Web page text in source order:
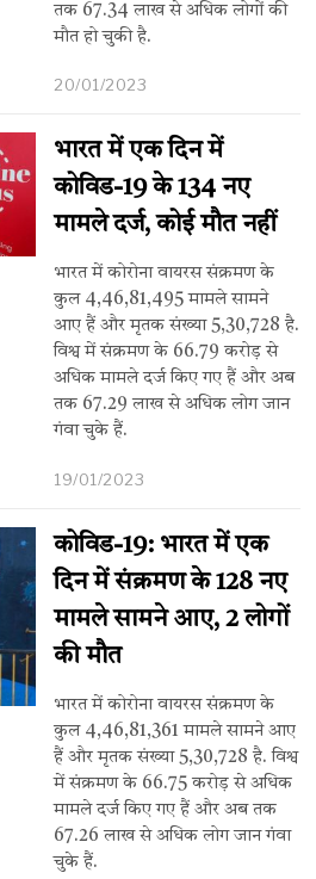
तक 67.34 लाख से अधिक लोगों की
मौत हो चुकी है.
20/01/2023
भारत में एक दिन में
कोविड-19 के 134 नए
मामले दर्ज, कोई मौत नहीं
भारत में कोरोना वायरस संक्रमण के
कुल 4,46,81,495 मामले सामने
आए हैं और मृतक संख्या 5,30,728 है.
विश्व में संक्रमण के 66.79 करोड़ से
अधिक मामले दर्ज किए गए हैं और अब
तक 67.29 लाख से अधिक लोग जान
गंवा चुके हैं.
19/01/2023
कोविड-19: भारत में एक
दिन में संक्रमण के 128 नए
मामले सामने आए, 2 लोगों
की मौत
भारत में कोरोना वायरस संक्रमण के
कुल 4,46,81,361 मामले सामने आए
हैं और मृतक संख्या 5,30,728 है. विश्व
में संक्रमण के 66.75 करोड़ से अधिक
मामले दर्ज किए गए हैं और अब तक
67.26 लाख से अधिक लोग जान गंवा
चुके हैं.